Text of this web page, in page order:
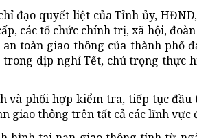
đạo quyết liệt của Tỉnh ủy,
các tổ chức chính trị, xã hội,
toàn giao thông của thành phố
trong dịp nghỉ Tết, chú trọng thực
và phối hợp kiểm tra, tiếp tục
giao thông trên tất cả các lĩnh vực